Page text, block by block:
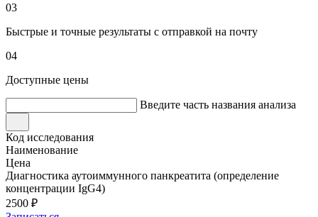
03
Быстрые и точные результаты с отправкой на почту
04
Доступные цены
Введите часть названия анализа
Код исследования
Наименование
Цена
Диагностика аутоиммунного панкреатита (определение
концентрации IgG4)
2500 ₽